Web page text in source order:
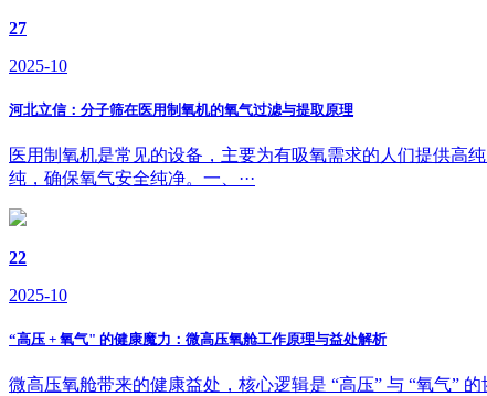
27
2025-10
河北立信：分子筛在医用制氧机的氧气过滤与提取原理
医用制氧机是常见的设备，主要为有吸氧需求的人们提供高
纯，确保氧气安全纯净。一、···
22
2025-10
“高压 + 氧气" 的健康魔力：微高压氧舱工作原理与益处解析
微高压氧舱带来的健康益处，核心逻辑是 “高压” 与 “氧气”